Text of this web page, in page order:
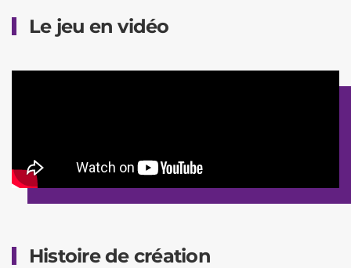
Le jeu en vidéo
Histoire de création